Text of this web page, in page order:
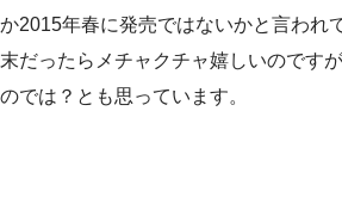
か2015年春に発売ではないかと言われ
末だったらメチャクチャ嬉しいのです
のでは？とも思っています。